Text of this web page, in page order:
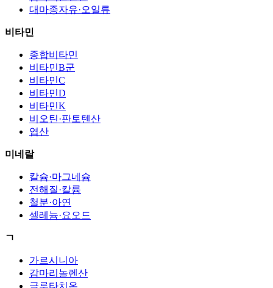
대마종자유·오일류
비타민
종합비타민
비타민B군
비타민C
비타민D
비타민K
비오틴·판토텐산
엽산
미네랄
칼슘·마그네슘
전해질·칼륨
철분·아연
셀레늄·요오드
ㄱ
가르시니아
감마리놀렌산
글루타치온